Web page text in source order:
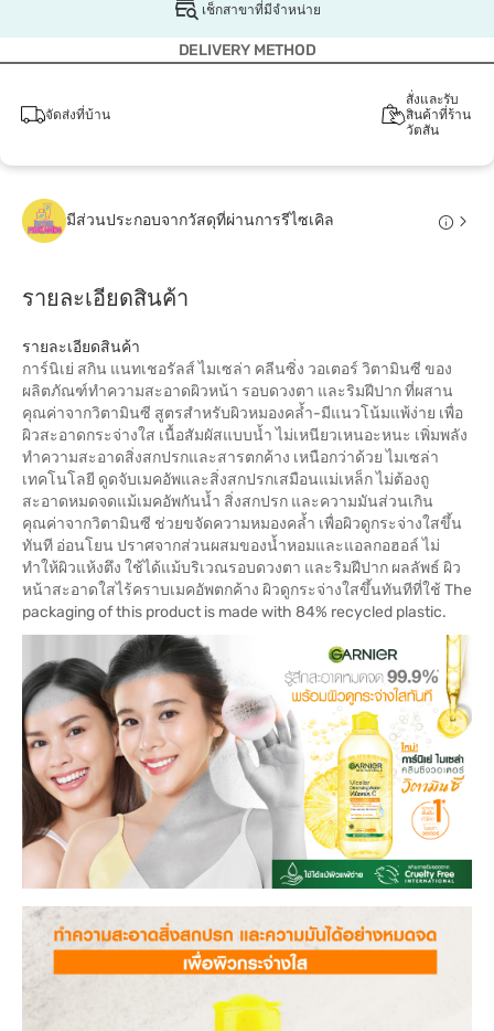
เช็กสาขาที่มีจำหน่าย
DELIVERY METHOD
จัดส่งที่บ้าน
สั่งและรับ
สินค้าที่ร้าน
วัตสัน
มีส่วนประกอบจากวัสดุที่ผ่านการรีไซเคิล
รายละเอียดสินค้า
รายละเอียดสินค้า
การ์นิเย่ สกิน แนทเชอรัลส์ ไมเซล่า คลีนซิ่ง วอเตอร์ วิตามินซี ของ
ผลิตภัณฑ์ทำความสะอาดผิวหน้า รอบดวงตา และริมฝีปาก ที่ผสาน
คุณค่าจากวิตามินซี สูตรสำหรับผิวหมองคล้ำ-มีแนวโน้มแพ้ง่าย เพื่อ
ผิวสะอาดกระจ่างใส เนื้อสัมผัสแบบน้ำ ไม่เหนียวเหนอะหนะ เพิ่มพลัง
ทำความสะอาดสิ่งสกปรกและสารตกค้าง เหนือกว่าด้วย ไมเซล่า
เทคโนโลยี ดูดจับเมคอัพและสิ่งสกปรกเสมือนแม่เหล็ก ไม่ต้องถู
สะอาดหมดจดแม้เมคอัพกันน้ำ สิ่งสกปรก และความมันส่วนเกิน
คุณค่าจากวิตามินซี ช่วยขจัดความหมองคล้ำ เพื่อผิวดูกระจ่างใสขึ้น
ทันที อ่อนโยน ปราศจากส่วนผสมของน้ำหอมและแอลกอฮอล์ ไม่
ทำให้ผิวแห้งตึง ใช้ได้แม้บริเวณรอบดวงตา และริมฝีปาก ผลลัพธ์ ผิว
หน้าสะอาดใสไร้คราบเมคอัพตกค้าง ผิวดูกระจ่างใสขึ้นทันทีที่ใช้ The
packaging of this product is made with 84% recycled plastic.